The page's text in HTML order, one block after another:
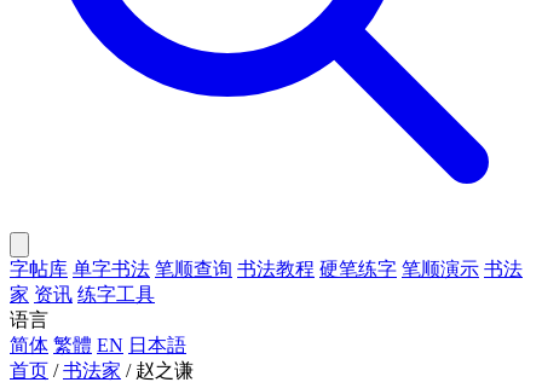
字帖库 单字书法 笔顺查询 书法教程 硬笔练字 笔顺演示 书法
家 资讯 练字工具
语言
简体 繁體 EN 日本語
首页 / 书法家 / 赵之谦